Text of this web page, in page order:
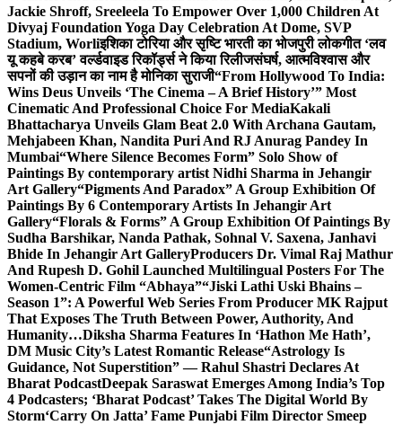
Jackie Shroff, Sreeleela To Empower Over 1,000 Children At
Divyaj Foundation Yoga Day Celebration At Dome, SVP
Stadium, Worliइशिका टोरिया और सृष्टि भारती का भोजपुरी लोकगीत ‘लव
यू कहबे करब’ वर्ल्डवाइड रिकॉर्ड्स ने किया रिलीजसंघर्ष, आत्मविश्वास और
सपनों की उड़ान का नाम है मोनिका सुराजी“From Hollywood To India:
Wins Deus Unveils ‘The Cinema – A Brief History’” Most
Cinematic And Professional Choice For MediaKakali
Bhattacharya Unveils Glam Beat 2.0 With Archana Gautam,
Mehjabeen Khan, Nandita Puri And RJ Anurag Pandey In
Mumbai“Where Silence Becomes Form” Solo Show of
Paintings By contemporary artist Nidhi Sharma in Jehangir
Art Gallery“Pigments And Paradox” A Group Exhibition Of
Paintings By 6 Contemporary Artists In Jehangir Art
Gallery“Florals & Forms” A Group Exhibition Of Paintings By
Sudha Barshikar, Nanda Pathak, Sohnal V. Saxena, Janhavi
Bhide In Jehangir Art GalleryProducers Dr. Vimal Raj Mathur
And Rupesh D. Gohil Launched Multilingual Posters For The
Women-Centric Film “Abhaya”“Jiski Lathi Uski Bhains –
Season 1”: A Powerful Web Series From Producer MK Rajput
That Exposes The Truth Between Power, Authority, And
Humanity…Diksha Sharma Features In ‘Hathon Me Hath’,
DM Music City’s Latest Romantic Release“Astrology Is
Guidance, Not Superstition” — Rahul Shastri Declares At
Bharat PodcastDeepak Saraswat Emerges Among India’s Top
4 Podcasters; ‘Bharat Podcast’ Takes The Digital World By
Storm‘Carry On Jatta’ Fame Punjabi Film Director Smeep